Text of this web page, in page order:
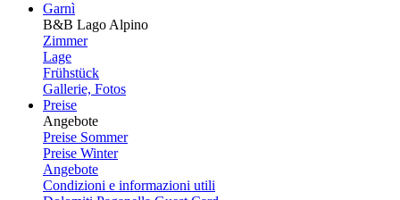
Garnì
B&B Lago Alpino
Zimmer
Lage
Frühstück
Gallerie, Fotos
Preise
Angebote
Preise Sommer
Preise Winter
Angebote
Condizioni e informazioni utili